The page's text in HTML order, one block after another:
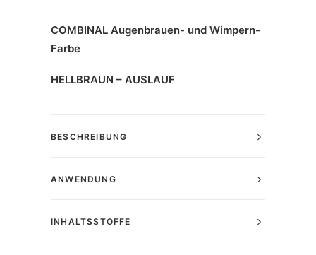
COMBINAL Augenbrauen- und Wimpern-
Farbe
HELLBRAUN – AUSLAUF
BESCHREIBUNG
ANWENDUNG
INHALTSSTOFFE